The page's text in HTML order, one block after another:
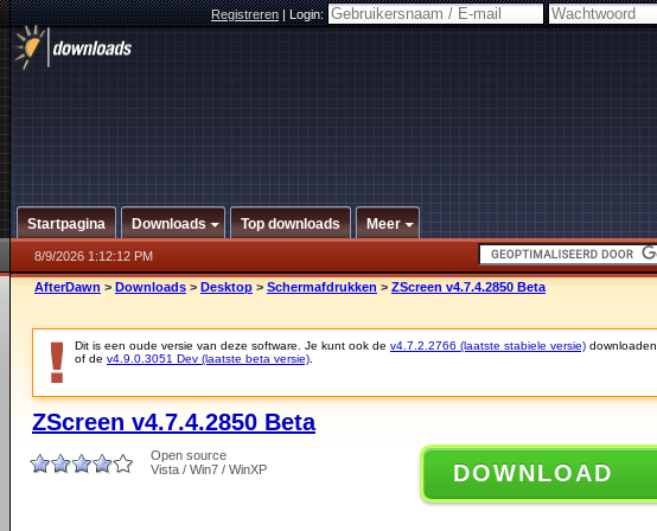
Registreren|Login:
Startpagina Downloads Top downloads Meer
8/9/2026 1:12:12 PM
AfterDawn > Downloads > Desktop > Schermafdrukken > ZScreen v4.7.4.2850 Beta
Dit is een oude versie van deze software. Je kunt ook de v4.7.2.2766 (laatste stabiele versie) downloaden.
of de v4.9.0.3051 Dev (laatste beta versie)
ZScreen v4.7.4.2850 Beta
Open source
Vista / Win7 / WinXP
DOWNLOAD